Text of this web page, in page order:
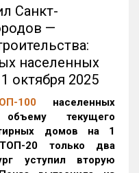
Санкт-
—
населенных
октября 2025
100 населенных
текущего
домов на 1
20 только два
уступил вторую